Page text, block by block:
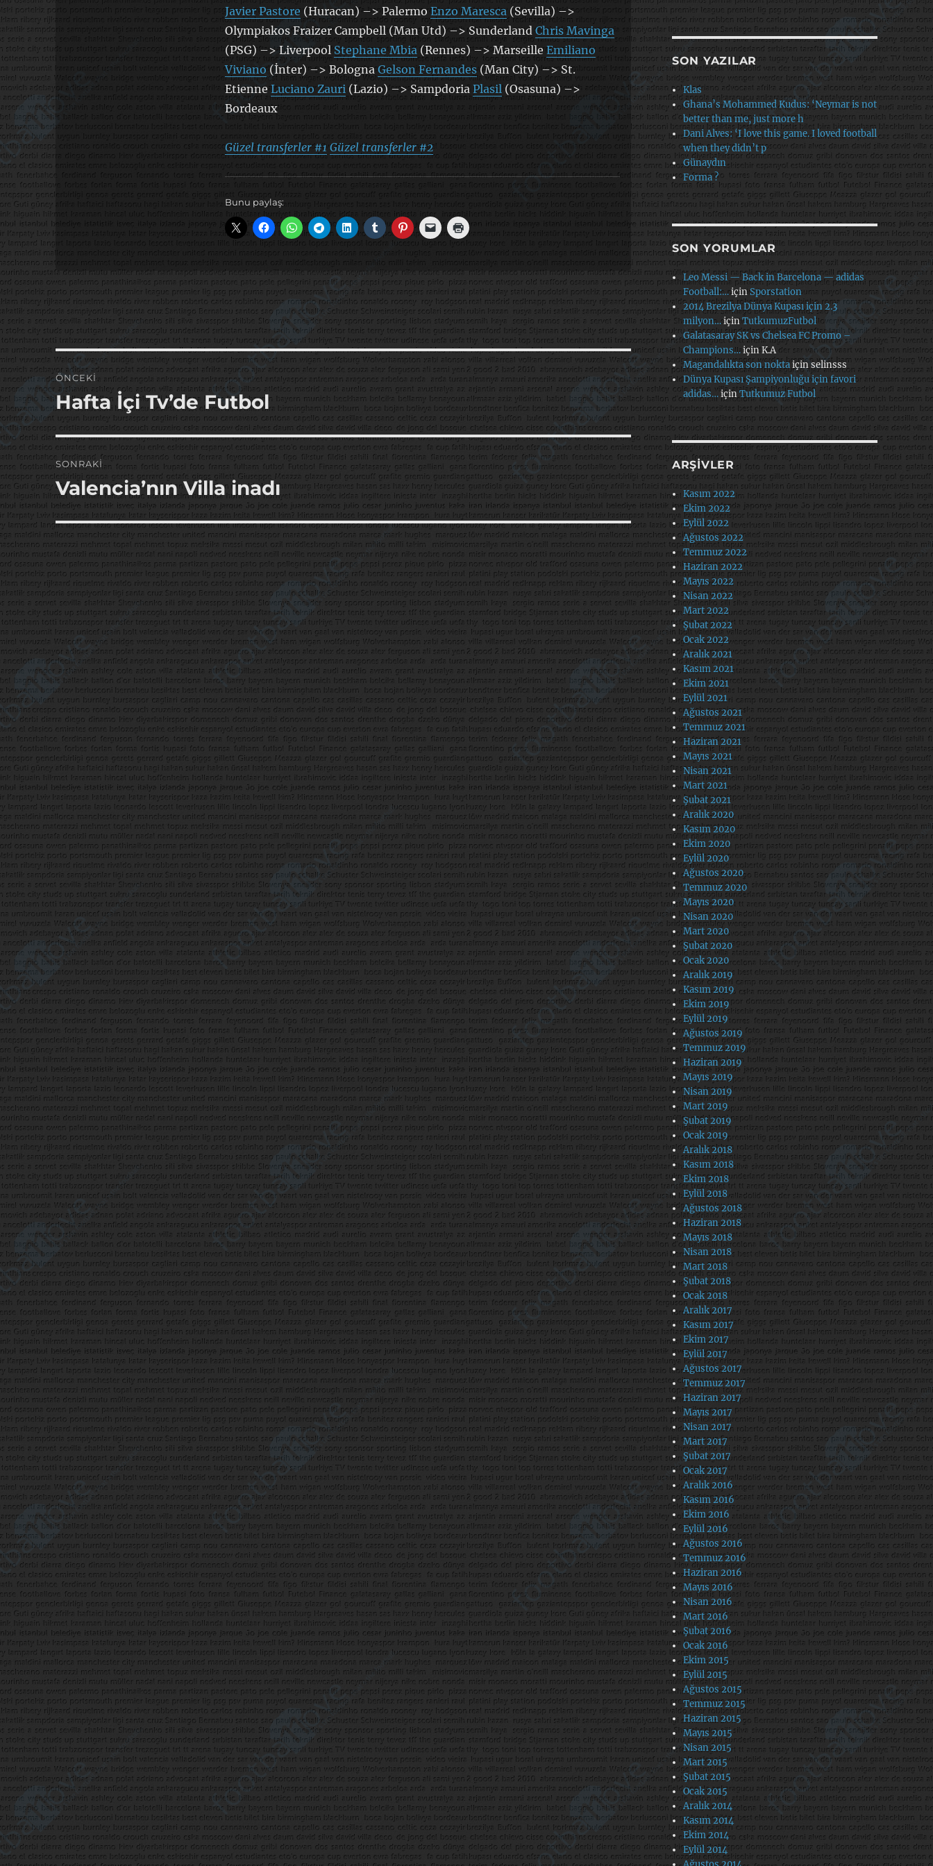
Javier Pastore (Huracan) –> Palermo Enzo Maresca(Sevilla) –>
Olympiakos Fraizer Campbell (Man Utd) –> Sunderland Chris Mavinga
(PSG) –> Liverpool Stephane Mbia(Rennes) –> Marseille Emiliano
Viviano(İnter) –> Bologna Gelson Fernandes(Man City) –> St.
Etienne Luciano Zauri(Lazio) –> Sampdoria Plasil(Osasuna) –>
Bordeaux
Güzel transferler #1 Güzel transferler #2
Bunu paylaş:
Yazı
gezinmesi
ÖNCEKI
Önceki
yazı:
Hafta İçi Tv’de Futbol
SONRAKI
Sonraki
yazı:
Valencia’nın Villa inadı
SON YAZILAR
Klas
Ghana’s Mohammed Kudus: ‘Neymar is not
better than me, just more h
Dani Alves: ‘I love this game. I loved football
when they didn’t p
Günaydın
Forma ?
SON YORUMLAR
Leo Messi — Back in Barcelona — adidas
Football:…içinSporstation
2014 Brezilya Dünya Kupası için 2.3
milyon…içinTutkumuzFutbol
Galatasaray SK vs Chelsea FC Promo –
Champions…içinK.A
Magandalıkta son noktaiçinselinsss
Dünya Kupası Şampiyonluğu için favori
adidas…içinTutkumuz Futbol
ARŞIVLER
Kasım 2022
Ekim 2022
Eylül 2022
Ağustos 2022
Temmuz 2022
Haziran 2022
Mayıs 2022
Nisan 2022
Mart 2022
Şubat 2022
Ocak 2022
Aralık 2021
Kasım 2021
Ekim 2021
Eylül 2021
Ağustos 2021
Temmuz 2021
Haziran 2021
Mayıs 2021
Nisan 2021
Mart 2021
Şubat 2021
Aralık 2020
Kasım 2020
Ekim 2020
Eylül 2020
Ağustos 2020
Temmuz 2020
Mayıs 2020
Nisan 2020
Mart 2020
Şubat 2020
Ocak 2020
Aralık 2019
Kasım 2019
Ekim 2019
Eylül 2019
Ağustos 2019
Temmuz 2019
Haziran 2019
Mayıs 2019
Nisan 2019
Mart 2019
Şubat 2019
Ocak 2019
Aralık 2018
Kasım 2018
Ekim 2018
Eylül 2018
Ağustos 2018
Haziran 2018
Mayıs 2018
Nisan 2018
Mart 2018
Şubat 2018
Ocak 2018
Aralık 2017
Kasım 2017
Ekim 2017
Eylül 2017
Ağustos 2017
Temmuz 2017
Haziran 2017
Mayıs 2017
Nisan 2017
Mart 2017
Şubat 2017
Ocak 2017
Aralık 2016
Kasım 2016
Ekim 2016
Eylül 2016
Ağustos 2016
Temmuz 2016
Haziran 2016
Mayıs 2016
Nisan 2016
Mart 2016
Şubat 2016
Ocak 2016
Ekim 2015
Eylül 2015
Ağustos 2015
Temmuz 2015
Haziran 2015
Mayıs 2015
Nisan 2015
Mart 2015
Şubat 2015
Ocak 2015
Aralık 2014
Kasım 2014
Ekim 2014
Eylül 2014